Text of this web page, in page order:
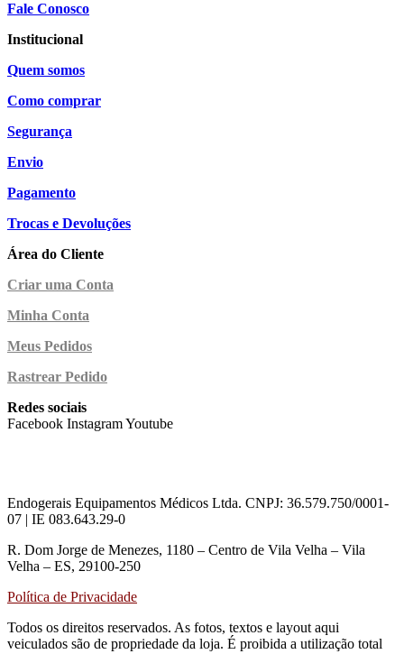
Fale Conosco
Institucional
Quem somos
Como comprar
Segurança
Envio
Pagamento
Trocas e Devoluções
Área do Cliente
Criar uma Conta
Minha Conta
Meus Pedidos
Rastrear Pedido
Redes sociais
Facebook InstagramYoutube
Endogerais Equipamentos Médicos Ltda. CNPJ: 36.579.750/0001-
07 | IE 083.643.29-0
R. Dom Jorge de Menezes, 1180 – Centro de Vila Velha – Vila
Velha – ES, 29100-250
Política de Privacidade
Todos os direitos reservados. As fotos, textos e layout aqui
veiculados são de propriedade da loja. É proibida a utilização total